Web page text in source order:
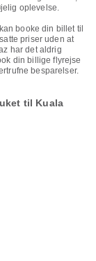
oplevelse.
booke din billet til
priser uden at
har det aldrig
din billige flyrejse
besparelser.
til Kuala